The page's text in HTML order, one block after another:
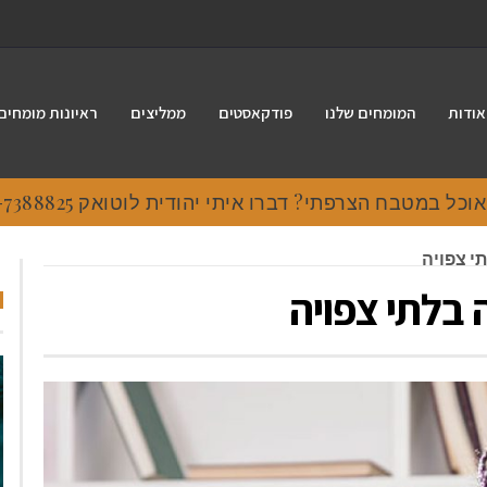
אודות המומחים שלנו פודקאסטים ממליצים ראיונות
במטבח הצרפתי? דברו איתי יהודית לוטואק 054-7388825.
צפויה
צפויה